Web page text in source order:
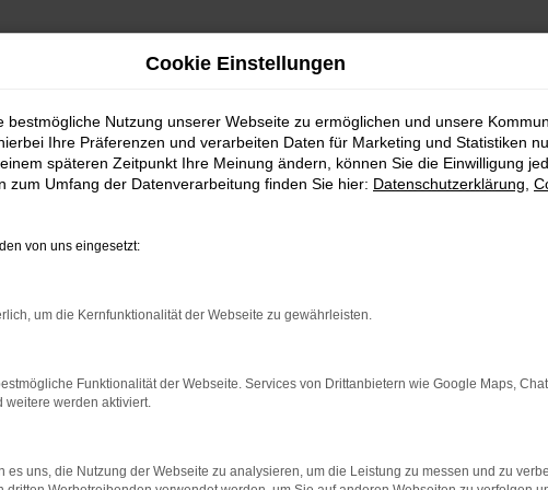
bestimmter Seiten verhindern. Funktioniert die Seite in einem
Cookie Einstellungen
bestmögliche Nutzung unserer Webseite zu ermöglichen und unsere
Ihre Präferenzen und verarbeiten Daten für Marketing und Statistiken
späteren Zeitpunkt Ihre Meinung ändern, können Sie die Einwilligung
zum Umfang der Datenverarbeitung finden Sie hier: Datenschutzerklärung
von uns eingesetzt:
um die Kernfunktionalität der Webseite zu gewährleisten.
Funktionalität der Webseite. Services von Drittanbietern wie Google Maps,
weitere werden aktiviert.
es uns, die Nutzung der Webseite zu analysieren, um die Leistung zu messen und zu